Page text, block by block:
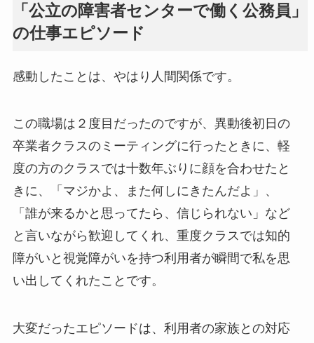
「公立の障害者センターで働く公務員」
の仕事エピソード
感動したことは、やはり人間関係です。
この職場は２度目だったのですが、異動後初日の
卒業者クラスのミーティングに行ったときに、軽
度の方のクラスでは十数年ぶりに顔を合わせたと
きに、「マジかよ、また何しにきたんだよ」、
「誰が来るかと思ってたら、信じられない」など
と言いながら歓迎してくれ、重度クラスでは知的
障がいと視覚障がいを持つ利用者が瞬間で私を思
い出してくれたことです。
大変だったエピソードは、利用者の家族との対応